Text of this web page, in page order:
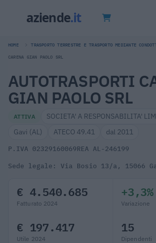
HOME TRASPORTO TERRESTRE E TRASPORTO MEDIANTE
CARENA GIAN PAOLO SRL
AUTOTRASPORTI
GIAN PAOLO SRL
ATTIVA
SOCIETA' A RESPONSABILITA'
Gavi (AL)
ATECO 49.41 dal 2011
P.IVA 02329160069REA AL-246199
Sede legale: Via Bosio 13/a, 15066
€ 4.540.685
Fatturato 2024
+3,3%
Variazione
€ 197.417
Utile 2024
15
Dipendenti